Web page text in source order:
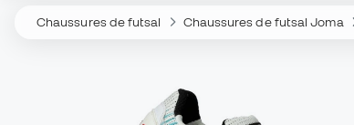
Chaussures de futsal Chaussures de futsal Joma